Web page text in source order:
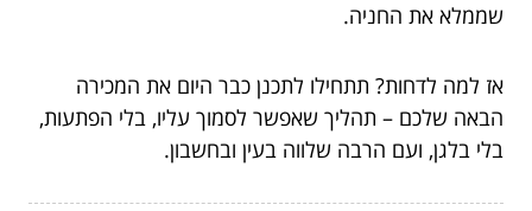
שממלא את החניה.
אז למה לדחות? תתחילו לתכנן כבר היום את המכירה
הבאה שלכם – תהליך שאפשר לסמוך עליו, בלי הפתעות,
בלי בלגן, ועם הרבה שלווה בעין ובחשבון.